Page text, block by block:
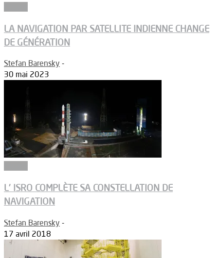
LA NAVIGATION PAR SATELLITE INDIENNE CHANGE
DE GÉNÉRATION
Stefan Barensky -
30 mai 2023
L’ ISRO COMPLÈTE SA CONSTELLATION DE
NAVIGATION
Stefan Barensky -
17 avril 2018